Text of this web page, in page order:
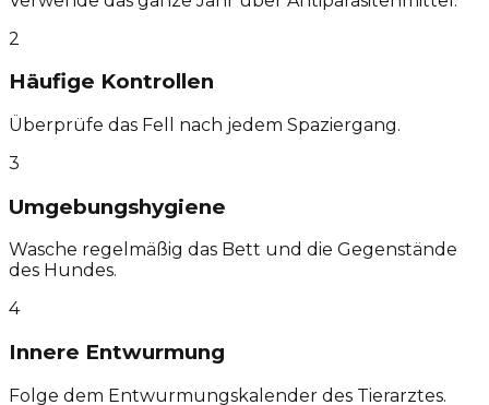
2
Häufige Kontrollen
Überprüfe das Fell nach jedem Spaziergang.
3
Umgebungshygiene
Wasche regelmäßig das Bett und die Gegenstände
des Hundes.
4
Innere Entwurmung
Folge dem Entwurmungskalender des Tierarztes.